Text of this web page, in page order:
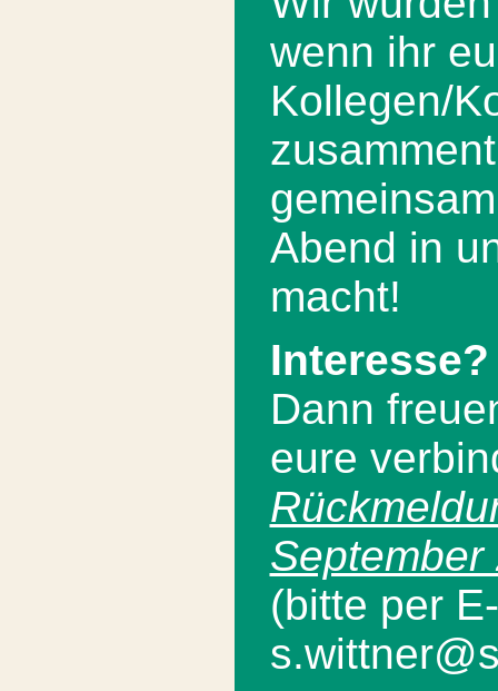
wenn ihr
Kollegen/
Abend in
macht!
Interesse?
Dann
eure
September
(bitte per